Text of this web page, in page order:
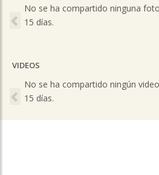
No se ha compartido ninguna
15 días.
Previous
VIDEOS
No se ha compartido ningún
15 días.
Previous